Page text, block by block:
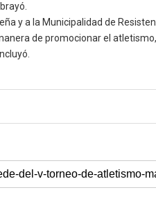
y a la Municipalidad de
de promocionar el